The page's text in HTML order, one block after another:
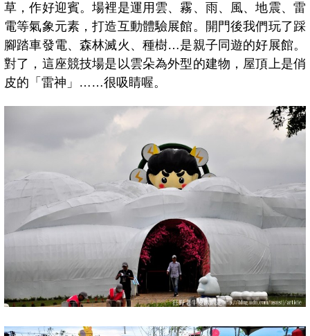
草，作好迎賓。場裡是運用雲、霧、雨、風、地震、雷
電等氣象元素，打造互動體驗展館。開門後我們玩了踩
腳踏車發電、森林滅火、種樹…是親子同遊的好展館。
對了，這座競技場是以雲朵為外型的建物，屋頂上是俏
皮的「雷神」……很吸睛喔。